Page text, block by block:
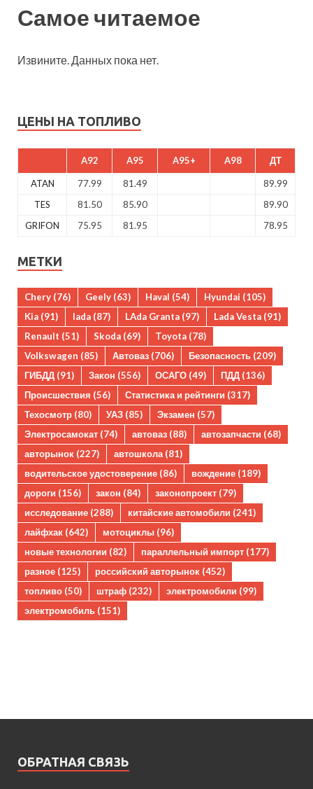
Самое читаемое
Извините. Данных пока нет.
ЦЕНЫ НА ТОПЛИВО
A92 A95 A95+ A98 ДТ
ATAN 77.99 81.49
89.99
TES
81.50 85.90
89.90
GRIFON
75.95 81.95 78.95
МЕТКИ
Chery (76) Geely (63) Haval (54) Hyundai (105)
Kia (91) lada (87) LAda Granta (97) Lada Vesta (91)
Renault (51) Skoda (69) Toyota (78)
Volkswagen (85) Автоваз (706) Безопасность (209)
ГИБДД (91) Закон (556) ОСАГО (49) ПДД (136)
Происшествия (56) Статистика и рейтинги (317)
Техосмотр (80) УАЗ (85) Экзамен (57)
Электросамокат (74) автоваз (88) автозапчасти (68)
авторынок (227) автошкола (81)
водительское удостоверение (86) вождение (189)
дороги (156) закон (84) законопроект (79)
исследование (288) китайские автомобили (241)
лайфхак (642) мотоциклы (96)
новые технологии (82) параллельный импорт (177)
разное (125) российский авторынок (452)
топливо (50) штраф (232) электромобили (99)
электромобиль (151)
ОБРАТНАЯ СВЯЗЬ